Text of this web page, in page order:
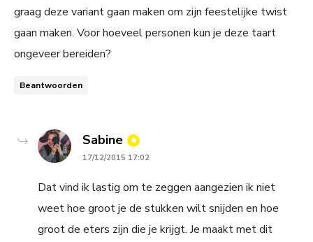
graag deze variant gaan maken om zijn feestelijke twist
gaan maken. Voor hoeveel personen kun je deze taart
ongeveer bereiden?
Beantwoorden
Sabine says:
17/12/2015 17:02
Dat vind ik lastig om te zeggen aangezien ik niet
weet hoe groot je de stukken wilt snijden en hoe
groot de eters zijn die je krijgt. Je maakt met dit